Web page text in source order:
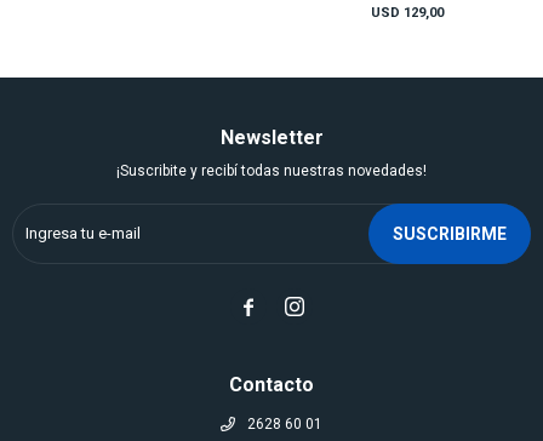
USD 129,00
Contacto
2628 60 01
Newsletter
¡Suscribite y recibí todas nuestras novedades!
SUSCRIBIRME
 